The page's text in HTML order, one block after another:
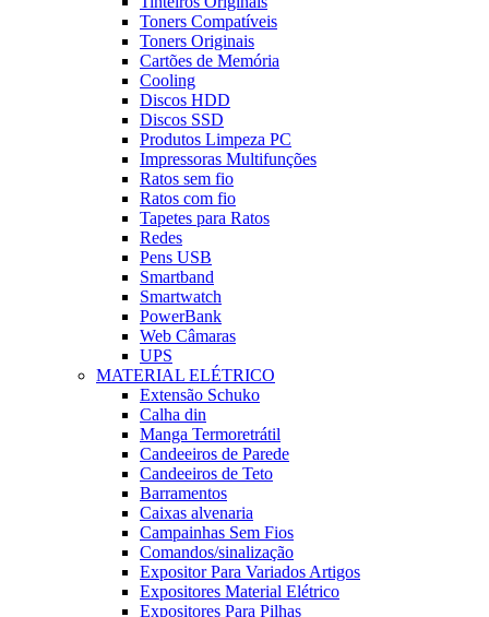
Toners Compatíveis
Toners Originais
Cartões de Memória
Cooling
Discos HDD
Discos SSD
Produtos Limpeza PC
Impressoras Multifunções
Ratos sem fio
Ratos com fio
Tapetes para Ratos
Redes
Pens USB
Smartband
Smartwatch
PowerBank
Web Câmaras
UPS
MATERIAL ELÉTRICO
Extensão Schuko
Calha din
Manga Termoretrátil
Candeeiros de Parede
Candeeiros de Teto
Barramentos
Caixas alvenaria
Campainhas Sem Fios
Comandos/sinalização
Expositor Para Variados Artigos
Expositores Material Elétrico
Expositores Para Pilhas